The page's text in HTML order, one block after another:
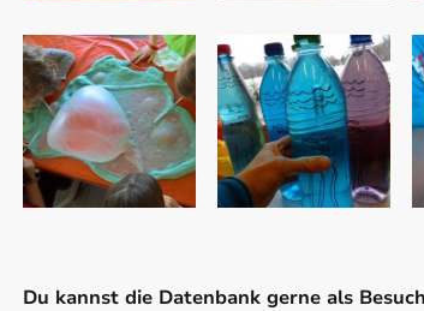
Du kannst die Datenbank gerne als